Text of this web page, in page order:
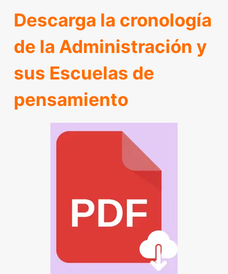
Descarga la cronología
de la Administración y
sus Escuelas de
pensamiento